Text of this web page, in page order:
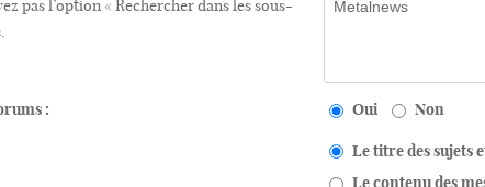
pas l’option « Rechercher dans les sous-
: Oui Non
Le titre des sujets
Le contenu des